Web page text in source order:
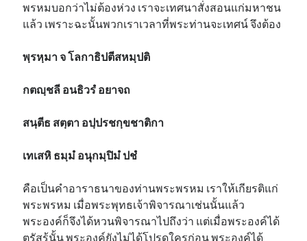
พรหมบอกว่าไม่ต้องห่วง เราจะเทศนาสั่งสอนแก่มหาชน
แล้ว เพราะฉะนั้นพวกเราเวลาที่พระท่านจะเทศน์ จึงต้อง
พฺรหฺมา จ โลกาธิปตีสหมฺปติ
กตญฺชลี อนธิวรํ อยาจถ
สนฺตีธ สตฺตา อปฺปรชกฺขชาติกา
เทเสหิ ธมฺมํ อนุกมฺปิมํ ปชํ
คือเป็นคำอาราธนาของท่านพระพรหม เราให้เกียรติแก่
พระพรหม เมื่อพระพุทธเจ้าพิจารณาเช่นนั้นแล้ว
พระองค์ก็จึงได้หวนพิจารณาไปถึงว่า แต่เมื่อพระองค์ได้
ตรัสรู้นั้น พระองค์ยังไม่ได้โปรดใครก่อน พระองค์ได้